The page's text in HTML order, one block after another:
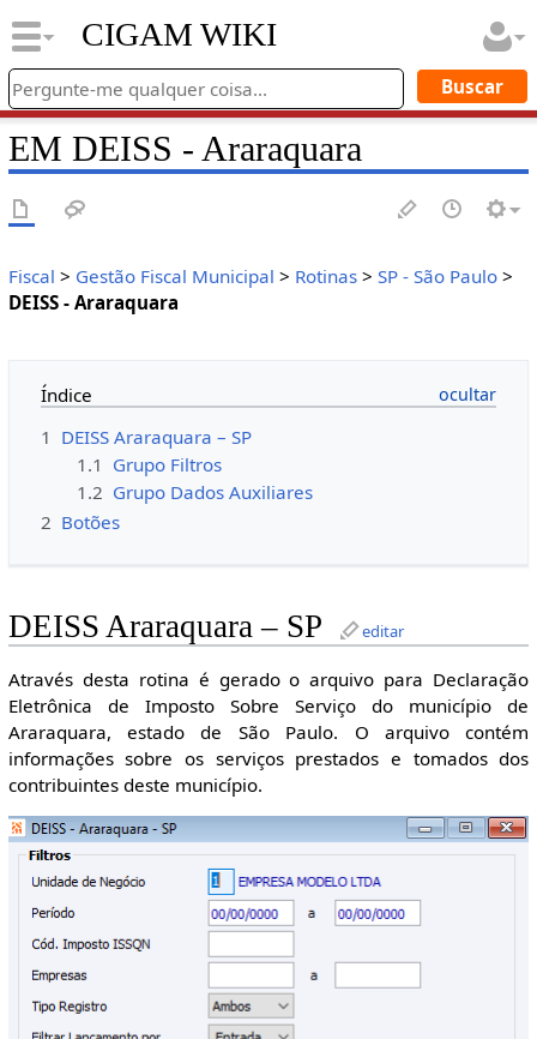
CIGAM WIKI
EM DEISS - Araraquara
Fiscal > Gestão Fiscal Municipal > Rotinas> SP - São Paulo>
DEISS - Araraquara
Índice
1 DEISS Araraquara – SP
1.1 Grupo Filtros
1.2 Grupo Dados Auxiliares
2 Botões
DEISS Araraquara – SP editar
Através desta rotina é gerado o arquivo para Declaração
Eletrônica de Imposto Sobre Serviço do município de
Araraquara, estado de São Paulo. O arquivo contém
informações sobre os serviços prestados e tomados dos
contribuintes deste município.